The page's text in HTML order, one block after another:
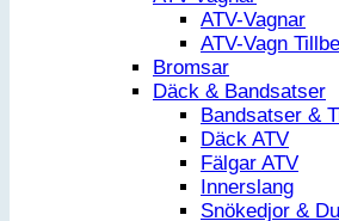
ATV-Vagnar
ATV-Vagn
Bromsar
Däck & Bandsatser
Bandsatser &
Däck ATV
Fälgar ATV
Innerslang
Snökedjor &